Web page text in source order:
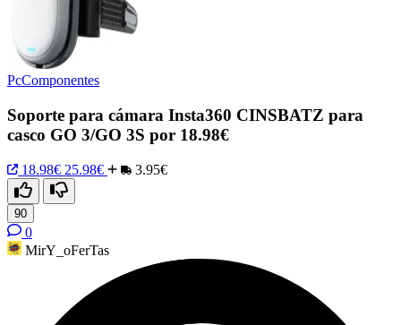
PcComponentes
Soporte para cámara Insta360 CINSBATZ para
casco GO 3/GO 3S por 18.98€
18.98€ 25.98€ 3.95€
90
0
MirY_oFerTas